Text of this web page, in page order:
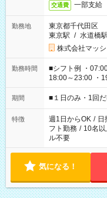
交通費 一部支給
勤務地
東京都千代田区
東京駅 / 水道橋駅
株式会社マッ
勤務時間
■シフト例 ・
18:00～23:00 ・
etc ★最短で3時間で5,120円のお仕事から 15時間で2万円近く稼
げるお仕事も！ ご希望のお時間に合わせてご紹介！ ※シフトは
ください！
期間 ■１日のみ・1回だ
特徴 週1日からOK / 日
フト勤務 / 10名
ル不要
気になる！